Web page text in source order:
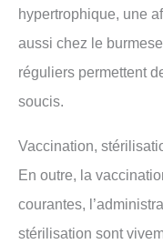
hypertrophique, une
aussi chez le
réguliers permettent
soucis.
Vaccination,
En outre, la
courantes,
stérilisation sont